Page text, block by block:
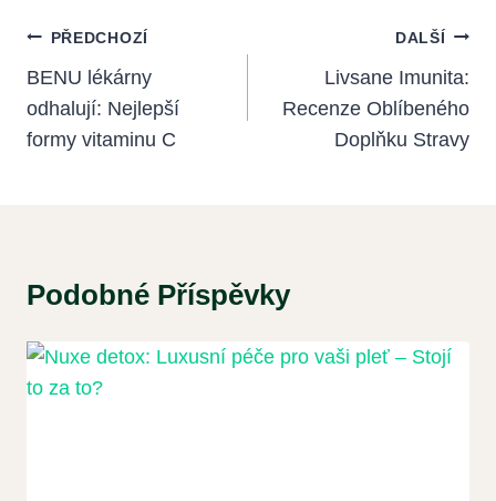
Navigace
Pro
Příspěvek
PŘEDCHOZÍ
BENU lékárny
odhalují: Nejlepší
formy vitaminu C
DALŠÍ
Livsane Imunita:
Recenze Oblíbeného
Doplňku Stravy
Podobné Příspěvky